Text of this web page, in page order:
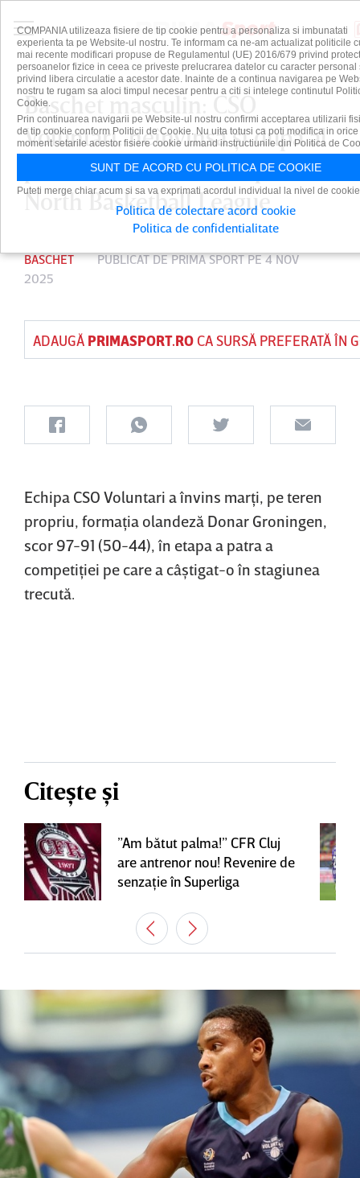
Baschet masculin: CSO
Voluntari, neînvinsă şi după al
patrulea meci din European
North Basketball League
BASCHET PUBLICAT DEPRIMA SPORTPE 4 NOV
2025
ADAUGĂ PRIMASPORT.ROCA SURSĂ PREFERATĂ ÎN
Echipa CSO Voluntari a învins marţi, pe teren
propriu, formaţia olandeză Donar Groningen,
scor 97-91 (50-44), în etapa a patra a
competiţiei pe care a câştigat-o în stagiunea
trecută.
Citește și
”Am bătut palma!” CFR Cluj
are antrenor nou! Revenire de
senzaţie în Superliga
COMPANIA utilizeaza fisiere de tip cookie pentru a personaliza si imbunatati
experienta ta pe Website-ul nostru. Te informam ca ne-am actualizat politicile
mai recente modificari propuse de Regulamentul (UE) 2016/679 privind
persoanelor fizice in ceea ce priveste prelucrarea datelor cu caracter personal
privind libera circulatie a acestor date. Inainte de a continua navigarea pe
nostru te rugam sa aloci timpul necesar pentru a citi si intelege continutul
Cookie.
Prin continuarea navigarii pe Website-ul nostru confirmi acceptarea utilizarii
de tip cookie conform Politicii de Cookie. Nu uita totusi ca poti modifica in orice
moment setarile acestor fisiere cookie urmand instructiunile din Politica de
SUNT DE ACORD CU POLITICA DE COOKIE
Puteti merge chiar acum si sa va exprimati acordul individual la nivel de
Politica de colectare acord cookie
Politica de confidentialitate